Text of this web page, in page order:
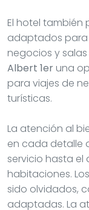
El hotel también
adaptados para
negocios y
Albert 1er una
para viajes de
turísticas.
La atención al
en cada detalle
servicio hasta
habitaciones.
sido olvidados,
adaptadas. La